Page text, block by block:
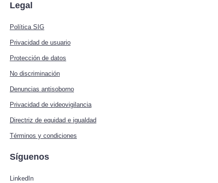
Legal
Política SIG
Privacidad de usuario
Protección de datos
No discriminación
Denuncias antisoborno
Privacidad de videovigilancia
Directriz de equidad e igualdad
Términos y condiciones
Síguenos
LinkedIn